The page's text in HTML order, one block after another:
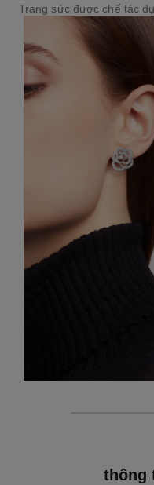
Trang sức được chế tác
thông